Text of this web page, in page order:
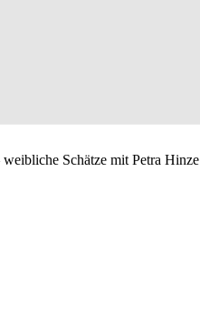
Schätze mit Petra Hinze